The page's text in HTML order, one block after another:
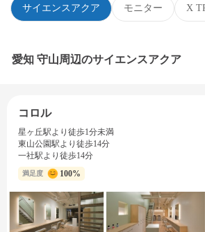
サイエンスアクア モニター X
愛知 守山周辺のサイエンスアクア
コロル
星ヶ丘駅より徒歩1分未満
東山公園駅より徒歩14分
一社駅より徒歩14分
満足度 100%